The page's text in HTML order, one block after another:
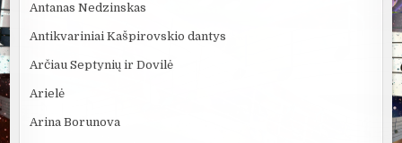
Antanas Nedzinskas
Antikvariniai Kašpirovskio dantys
Arčiau Septynių ir Dovilė
Arielė
Arina Borunova